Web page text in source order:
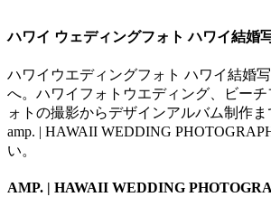
ハワイ ウェディングフォト ハワイ結婚
ハワイウエディングフォト ハワイ結婚
へ。ハワイフォトウエディング、ビー
ォトの撮影からデザインアルバム制作
amp. | HAWAII WEDDING
い。
AMP. | HAWAII WEDDING